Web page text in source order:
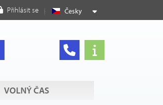
Česky
Přihlásit se
VOLNÝ ČAS